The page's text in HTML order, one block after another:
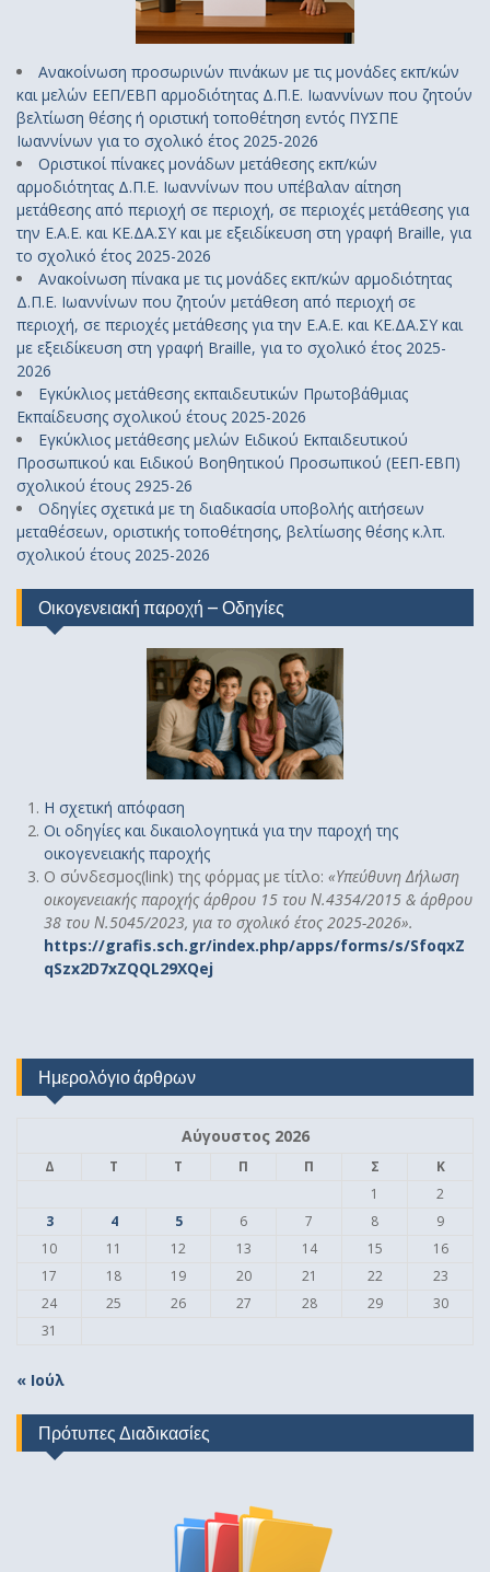
Ανακοίνωση προσωρινών πινάκων με τις μονάδες εκπ/κών
και μελών ΕΕΠ/ΕΒΠ αρμοδιότητας Δ.Π.Ε. Ιωαννίνων που ζητούν
βελτίωση θέσης ή οριστική τοποθέτηση εντός ΠΥΣΠΕ
Ιωαννίνων για το σχολικό έτος 2025-2026
Οριστικοί πίνακες μονάδων μετάθεσης εκπ/κών
αρμοδιότητας Δ.Π.Ε. Ιωαννίνων που υπέβαλαν αίτηση
μετάθεσης από περιοχή σε περιοχή, σε περιοχές μετάθεσης για
την Ε.Α.Ε. και ΚΕ.ΔΑ.ΣΥ και με εξειδίκευση στη γραφή Braille, για
το σχολικό έτος 2025-2026
Ανακοίνωση πίνακα με τις μονάδες εκπ/κών αρμοδιότητας
Δ.Π.Ε. Ιωαννίνων που ζητούν μετάθεση από περιοχή σε
περιοχή, σε περιοχές μετάθεσης για την Ε.Α.Ε. και ΚΕ.ΔΑ.ΣΥ και
με εξειδίκευση στη γραφή Braille, για το σχολικό έτος 2025-
2026
Εγκύκλιος μετάθεσης εκπαιδευτικών Πρωτοβάθμιας
Εκπαίδευσης σχολικού έτους 2025-2026
Εγκύκλιος μετάθεσης μελών Ειδικού Εκπαιδευτικού
Προσωπικού και Ειδικού Βοηθητικού Προσωπικού (ΕΕΠ-ΕΒΠ)
σχολικού έτους 2925-26
Οδηγίες σχετικά με τη διαδικασία υποβολής αιτήσεων
μεταθέσεων, οριστικής τοποθέτησης, βελτίωσης θέσης κ.λπ.
σχολικού έτους 2025-2026
Οικογενειακή παροχή – Οδηγίες
Η σχετική απόφαση
Οι οδηγίες και δικαιολογητικά για την παροχή της
οικογενειακής παροχής
Ο σύνδεσμος(link) της φόρμας με τίτλο: «Υπεύθυνη Δήλωση
οικογενειακής παροχής άρθρου 15 του Ν.4354/2015 & άρθρου
38 του Ν.5045/2023, για το σχολικό έτος 2025-2026».
https://grafis.sch.gr/index.php/apps/forms/s/SfoqxZ
qSzx2D7xZQQL29XQej
Ημερολόγιο άρθρων
Αύγουστος 2026
Δ Τ Τ Π Π Σ
Κ
1
2
3
4 5 6 7 8
9
10
11 12 13 14 15
16
17
18 19 20 21 22
23
24
25 26 27 28 29
30
31
« Ιούλ
Πρότυπες Διαδικασίες